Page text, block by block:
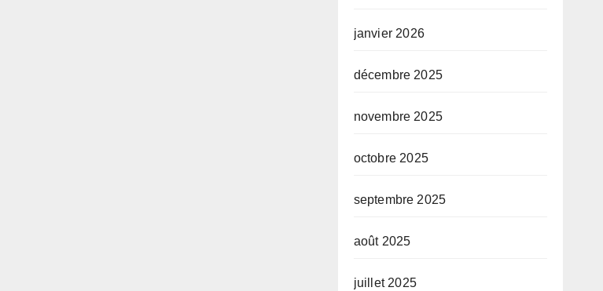
janvier 2026
décembre 2025
novembre 2025
octobre 2025
septembre 2025
août 2025
juillet 2025